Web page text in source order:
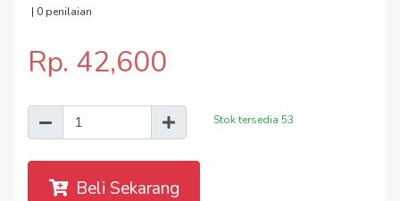
| 0 penilaian
Rp. 42,600
Stok tersedia 53
Beli Sekarang